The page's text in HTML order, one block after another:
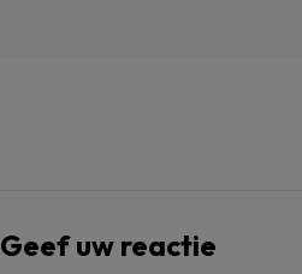
Geef uw reactie